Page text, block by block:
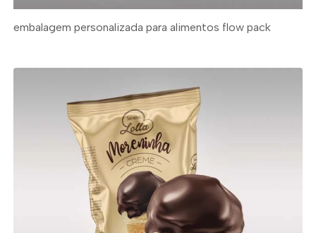
embalagem personalizada para alimentos flow pack